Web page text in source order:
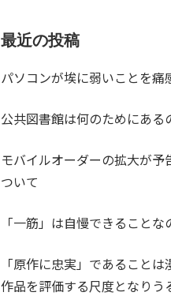
最近の投稿
パソコンが埃に弱いことを痛
公共図書館は何のためにある
モバイルオーダーの拡大が予
ついて
「一筋」は自慢できることな
「原作に忠実」であること
作品を評価する尺度となりう